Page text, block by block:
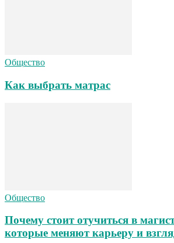
Общество
Как выбрать матрас
Общество
Почему стоит отучиться в
которые меняют карьеру и